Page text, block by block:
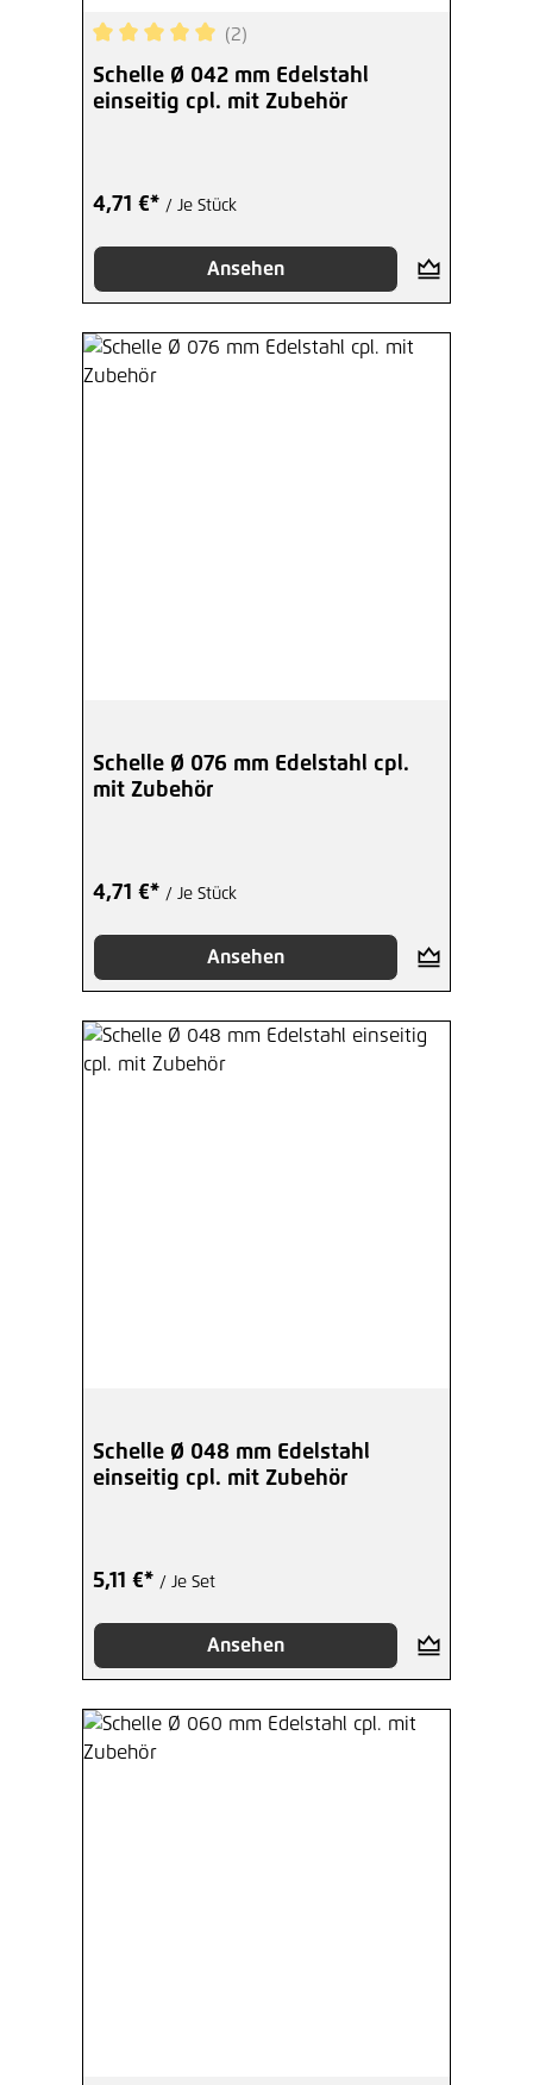
Durchschnittliche Bewertung von 5 von 5
(2)
Schelle Ø 042 mm Edelstahl
einseitig cpl. mit Zubehör
4,71 €* / Je Stück
Ansehen
Schelle Ø 076 mm Edelstahl cpl.
mit Zubehör
4,71 €* / Je Stück
Ansehen
Schelle Ø 048 mm Edelstahl
einseitig cpl. mit Zubehör
5,11 €* / Je Set
Ansehen